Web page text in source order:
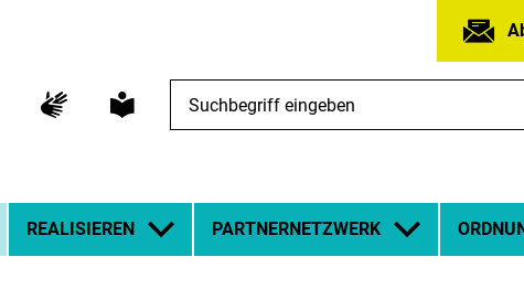
eingeben
REALISIEREN PARTNERNETZWERK